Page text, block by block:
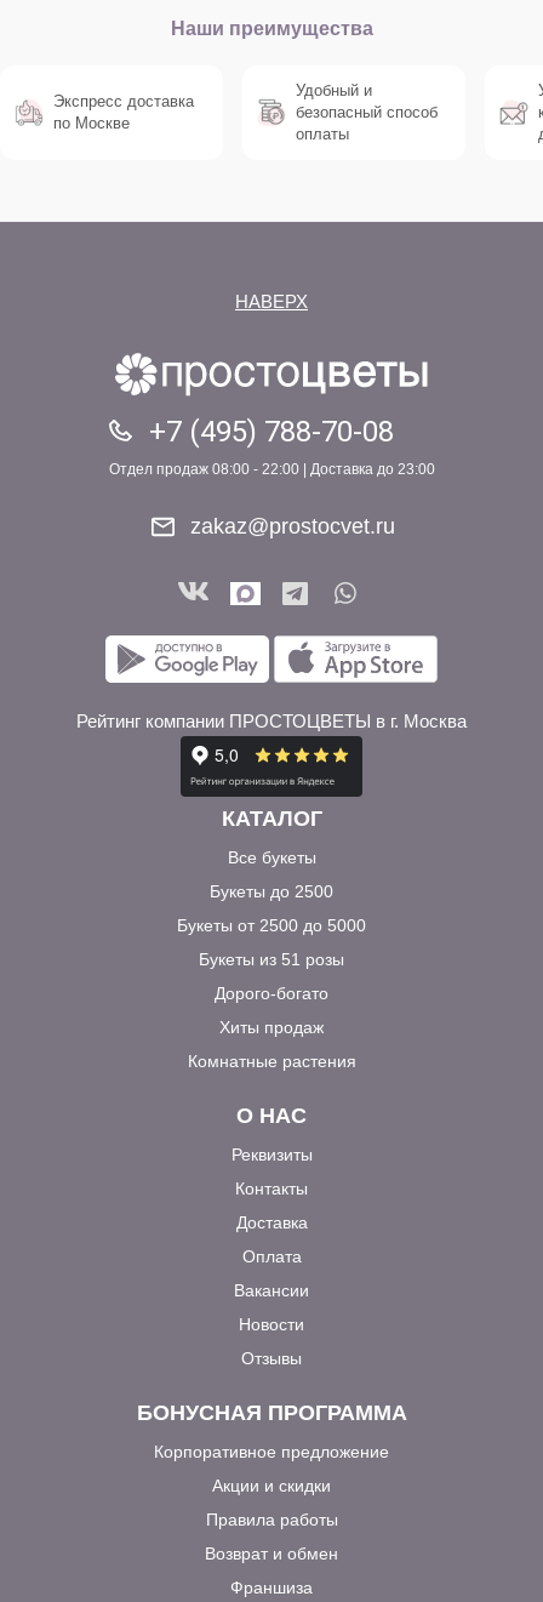
Наши преимущества
Экспресс доставка
по Москве
Удобный и
безопасный способ
оплаты
НАВЕРХ
+7 (495) 788-70-08
Отдел продаж 08:00 - 22:00 | Доставка до 23:00
zakaz@prostocvet.ru
Рейтинг компании ПРОСТОЦВЕТЫ в г. Москва
КАТАЛОГ
Все букеты
Букеты до 2500
Букеты от 2500 до 5000
Букеты из 51 розы
Дорого-богато
Хиты продаж
Комнатные растения
О НАС
Реквизиты
Контакты
Доставка
Оплата
Вакансии
Новости
Отзывы
БОНУСНАЯ ПРОГРАММА
Корпоративное предложение
Акции и скидки
Правила работы
Возврат и обмен
Франшиза